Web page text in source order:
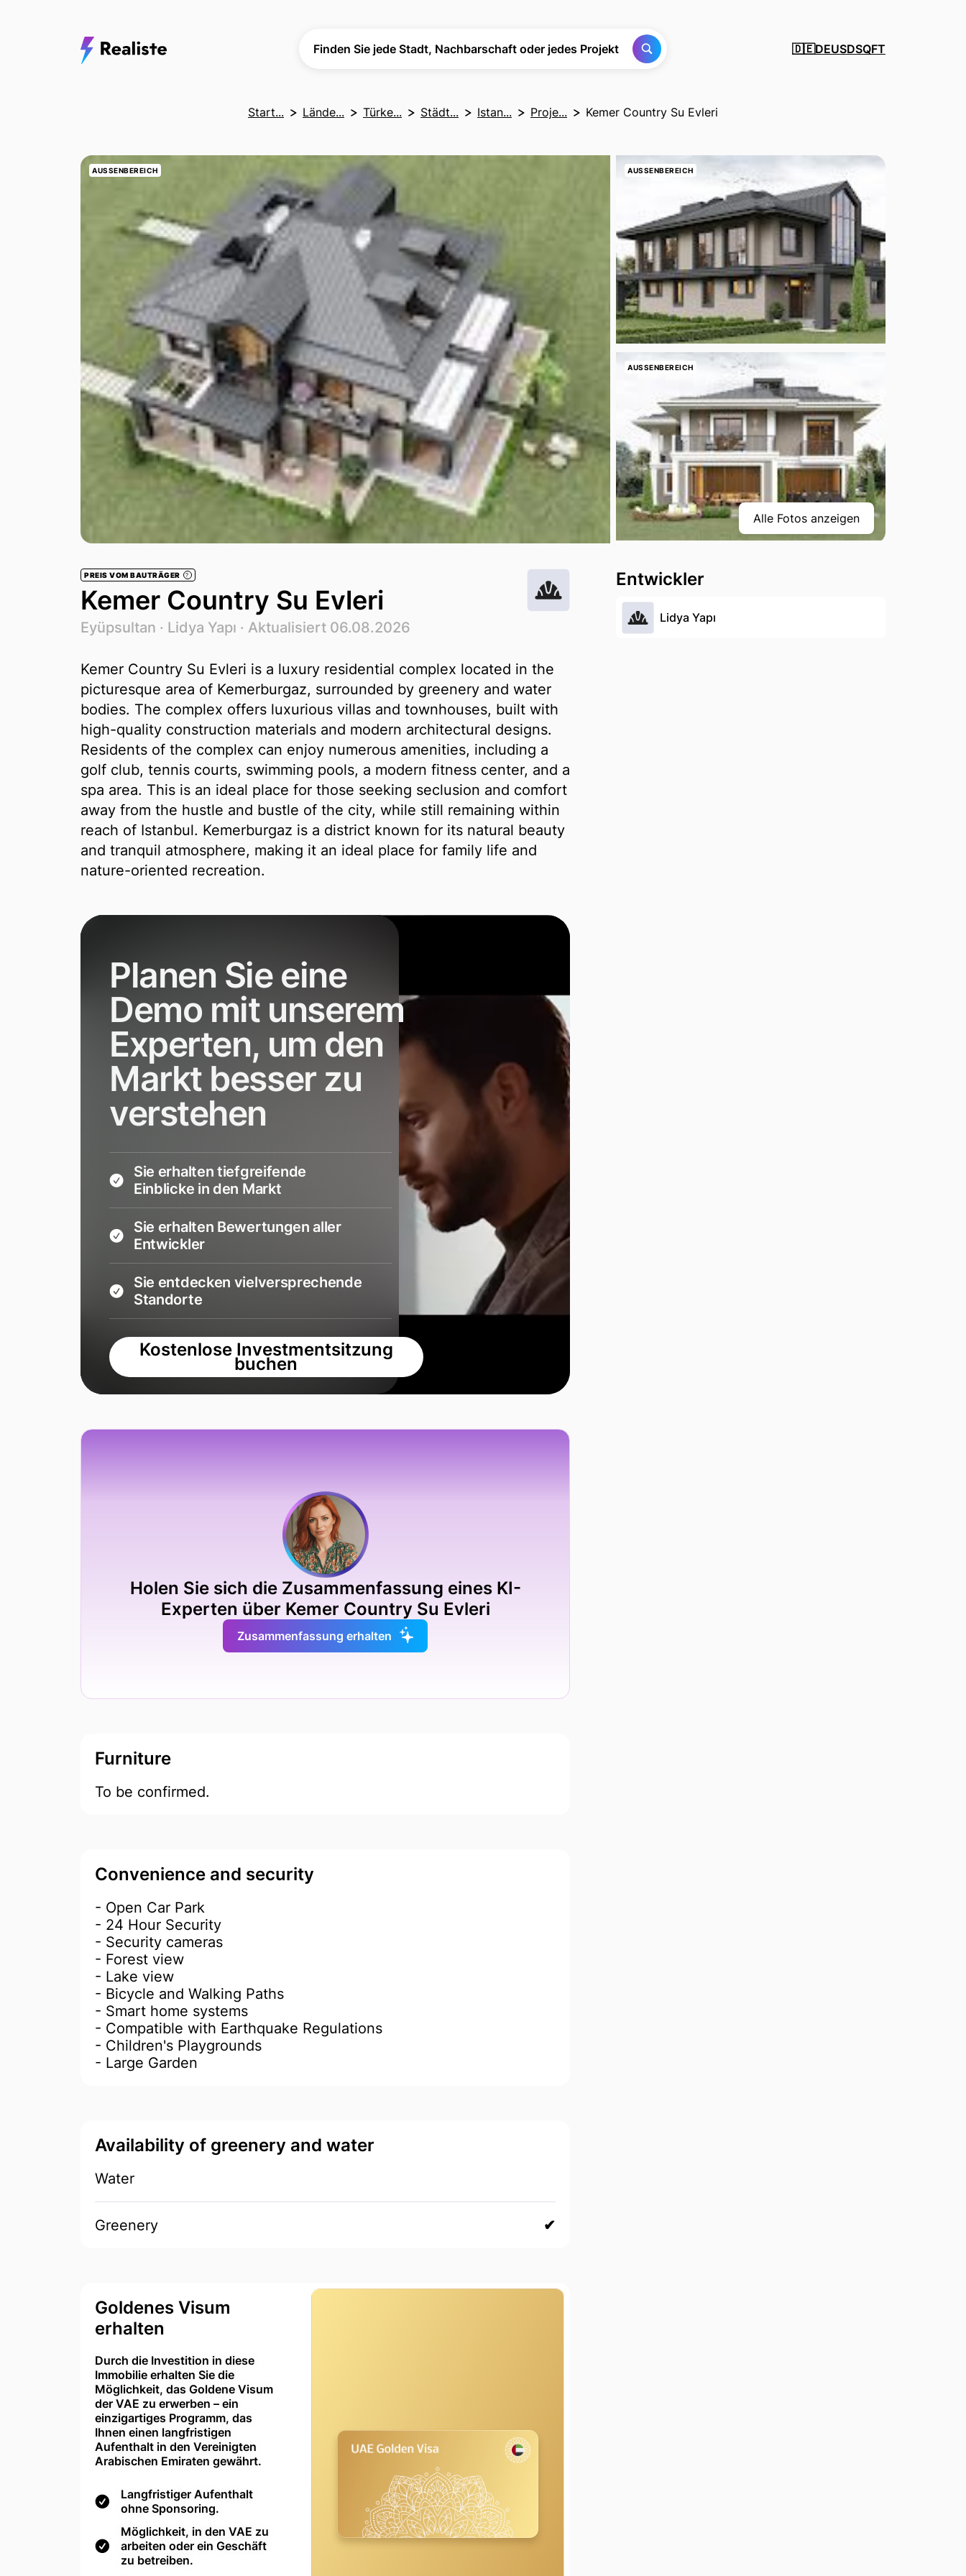
Finden Sie jede Stadt, Nachbarschaft oder jedes Projekt
🇩🇪DEUSDSQFT
Start... Lände... Türke... Städt... Istan... Proje... Kemer Country Su Evleri
AUSSENBEREICH AUSSENBEREICH
AUSSENBEREICH
Alle Fotos anzeigen
PREIS VOM BAUTRÄGER ?
Kemer Country Su Evleri
Eyüpsultan · Lidya Yapı · Aktualisiert 06.08.2026
Kemer Country Su Evleri is a luxury residential complex located in the
picturesque area of Kemerburgaz, surrounded by greenery and water
bodies. The complex offers luxurious villas and townhouses, built with
high-quality construction materials and modern architectural designs.
Residents of the complex can enjoy numerous amenities, including a
golf club, tennis courts, swimming pools, a modern fitness center, and a
spa area. This is an ideal place for those seeking seclusion and comfort
away from the hustle and bustle of the city, while still remaining within
reach of Istanbul. Kemerburgaz is a district known for its natural beauty
and tranquil atmosphere, making it an ideal place for family life and
nature-oriented recreation.
Planen Sie eine
Demo mit unserem
Experten, um den
Markt besser zu
verstehen
Sie erhalten tiefgreifende
Einblicke in den Markt
Sie erhalten Bewertungen aller
Entwickler
Sie entdecken vielversprechende
Standorte
Kostenlose Investmentsitzung
buchen
Holen Sie sich die Zusammenfassung eines KI-
Experten über Kemer Country Su Evleri
Zusammenfassung erhalten
Furniture
To be confirmed.
Convenience and security
- Open Car Park
- 24 Hour Security
- Security cameras
- Forest view
- Lake view
- Bicycle and Walking Paths
- Smart home systems
- Compatible with Earthquake Regulations
- Children's Playgrounds
- Large Garden
Availability of greenery and water
Water
Greenery ✔
Goldenes Visum
erhalten
Durch die Investition in diese
Immobilie erhalten Sie die
Möglichkeit, das Goldene Visum
der VAE zu erwerben – ein
einzigartiges Programm, das
Ihnen einen langfristigen
Aufenthalt in den Vereinigten
Arabischen Emiraten gewährt.
Langfristiger Aufenthalt
ohne Sponsoring.
Möglichkeit, in den VAE zu
arbeiten oder ein Geschäft
zu betreiben.
Entwickler
Lidya Yapı